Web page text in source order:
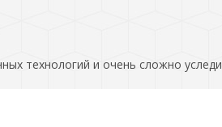
технологий и очень сложно